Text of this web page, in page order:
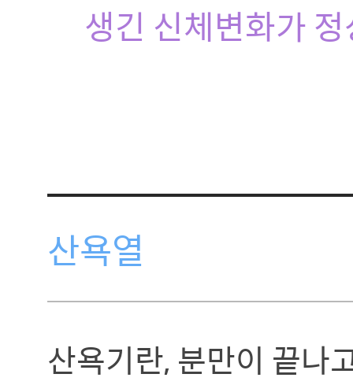
생긴 신체변화가
산욕열
산욕기란, 분만이 끝나